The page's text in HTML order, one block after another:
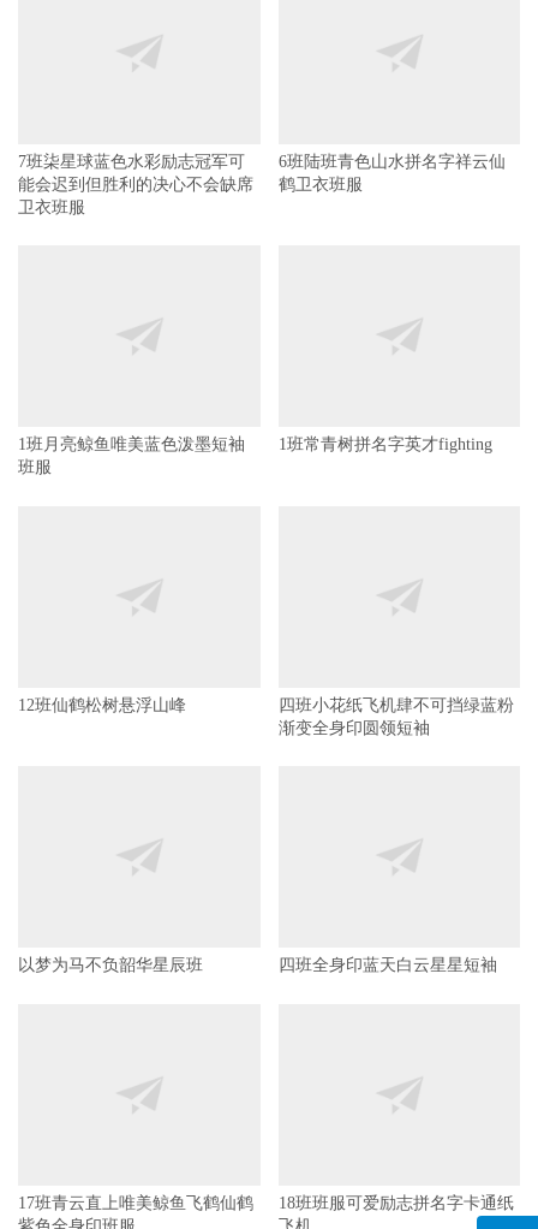
7班柒星球蓝色水彩励志冠军可
能会迟到但胜利的决心不会缺席
卫衣班服
6班陆班青色山水拼名字祥云仙
鹤卫衣班服
1班月亮鲸鱼唯美蓝色泼墨短袖
班服
1班常青树拼名字英才fighting
12班仙鹤松树悬浮山峰
四班小花纸飞机肆不可挡绿蓝粉
渐变全身印圆领短袖
以梦为马不负韶华星辰班 四班全身印蓝天白云星星短袖
17班青云直上唯美鲸鱼飞鹤仙鹤
18班班服可爱励志拼名字卡通纸